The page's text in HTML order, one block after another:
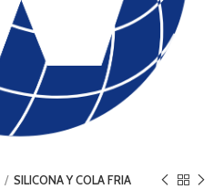
SILICONA Y COLA FRIA